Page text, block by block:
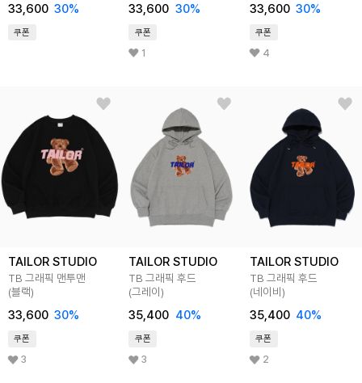
33,600 30%
쿠폰
33,600 30%
쿠폰
1
33,600 30%
쿠폰
4
TAILOR STUDIO
TB 그래픽 맨투맨
(블랙)
33,600 30%
쿠폰
3
TAILOR STUDIO
TB 그래픽 후드
(그레이)
35,400 40%
쿠폰
3
TAILOR STUDIO
TB 그래픽 후드
(네이비)
35,400 40%
쿠폰
2